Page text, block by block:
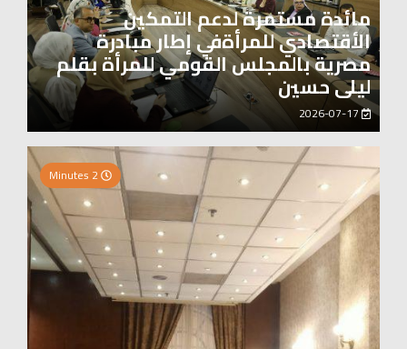
مائدة مستمرة لدعم التمكين
الأقتصادي للمرأةفي إطار مبادرة
مصرية بالمجلس القومي للمرأة بقلم
ليلى حسين
2026-07-17